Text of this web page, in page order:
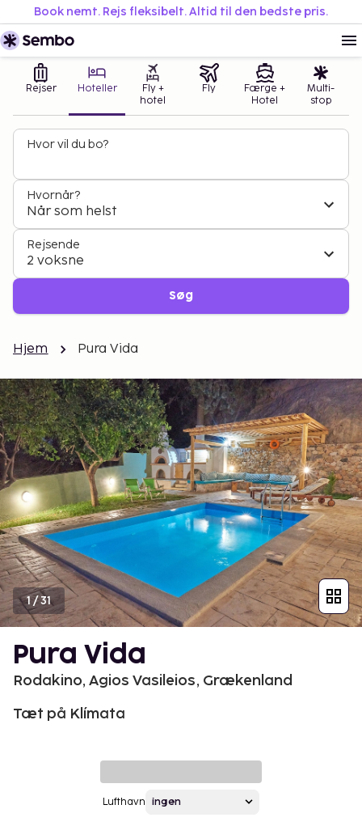
Book nemt. Rejs fleksibelt. Altid til den bedste pris.
Rejser Hoteller
Fly +
hotel
Fly
Færge +
Hotel
Multi-
stop
Hvor vil du bo?
Hvornår?
Når som helst
Rejsende
2 voksne
Søg
Hjem Pura Vida
1/31
Pura Vida
Rodakino, Agios Vasileios, Grækenland
Tæt på Klímata
Lufthavn